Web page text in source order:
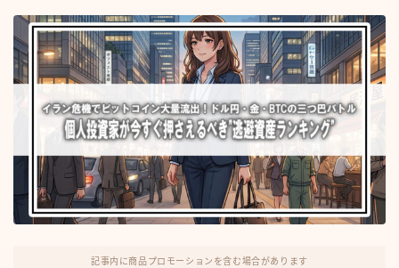
出品ノウハウ
フリマ物販
Yahoo出品
メルカリ販売
投資・株
FX・仮想通貨
リスキング・ラーニング
記事内に商品プロモーションを含む場合があります